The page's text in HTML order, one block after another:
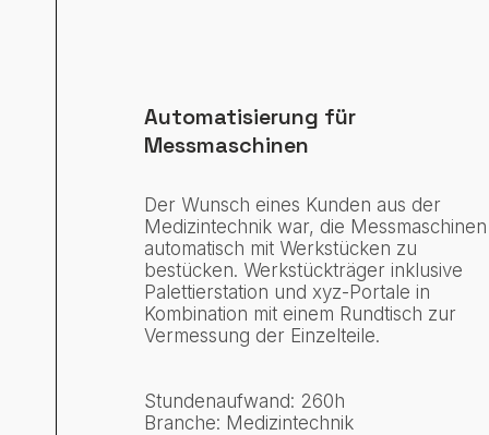
Automatisierung für
Messmaschinen
Der Wunsch eines Kunden aus der
Medizintechnik war, die Messmaschinen
automatisch mit Werkstücken zu
bestücken. Werkstückträger inklusive
Palettierstation und xyz-Portale in
Kombination mit einem Rundtisch zur
Vermessung der Einzelteile.
Stundenaufwand: 260h
Branche: Medizintechnik